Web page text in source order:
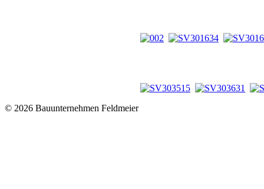
© 2026 Bauunternehmen Feldmeier